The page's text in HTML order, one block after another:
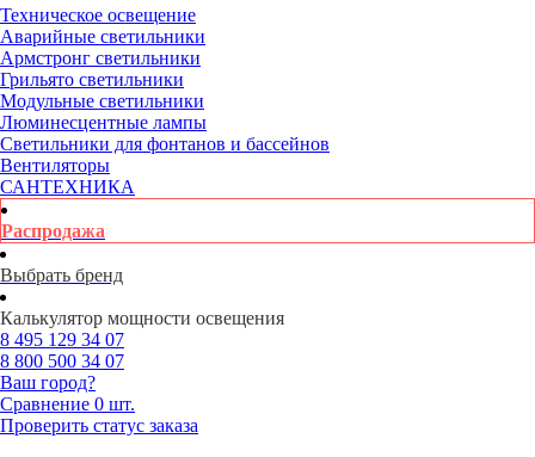
Техническое освещение
Аварийные светильники
Армстронг светильники
Грильято светильники
Модульные светильники
Люминесцентные лампы
Светильники для фонтанов и бассейнов
Вентиляторы
САНТЕХНИКА
Распродажа
Выбрать бренд
Калькулятор мощности освещения
8 495 129 34 07
8 800 500 34 07
Ваш город?
Сравнение 0 шт.
Проверить статус заказа